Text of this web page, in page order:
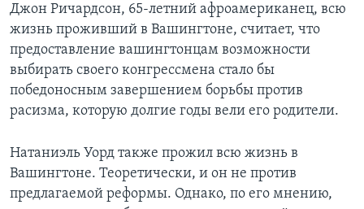
Джон Ричардсон, 65-летний афроамериканец, всю
жизнь проживший в Вашингтоне, считает, что
предоставление вашингтонцам возможности
выбирать своего конгрессмена стало бы
победоносным завершением борьбы против
расизма, которую долгие годы вели его родители.
Натаниэль Уорд также прожил всю жизнь в
Вашингтоне. Теоретически, и он не против
предлагаемой реформы. Однако, по его мнению,